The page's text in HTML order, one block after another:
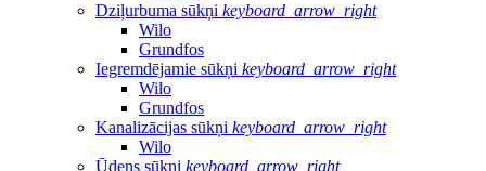
Dziļurbuma sūkņi keyboard_arrow_right
Wilo
Grundfos
Iegremdējamie sūkņi keyboard_arrow_right
Wilo
Grundfos
Kanalizācijas sūkņi keyboard_arrow_right
Wilo
Ūdens sūkņi keyboard_arrow_right